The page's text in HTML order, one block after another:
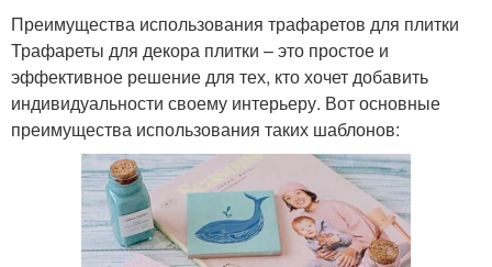
Преимущества использования трафаретов для плитки
Трафареты для декора плитки – это простое и
эффективное решение для тех, кто хочет добавить
индивидуальности своему интерьеру. Вот основные
преимущества использования таких шаблонов: